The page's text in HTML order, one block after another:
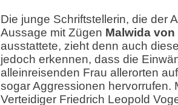
Die junge Schriftstellerin, die der
Aussage mit Zügen Malwida
ausstattete, zieht denn auch
jedoch erkennen, dass die
alleinreisenden Frau allerorten
sogar Aggressionen hervorrufen.
Verteidiger Friedrich Leopold